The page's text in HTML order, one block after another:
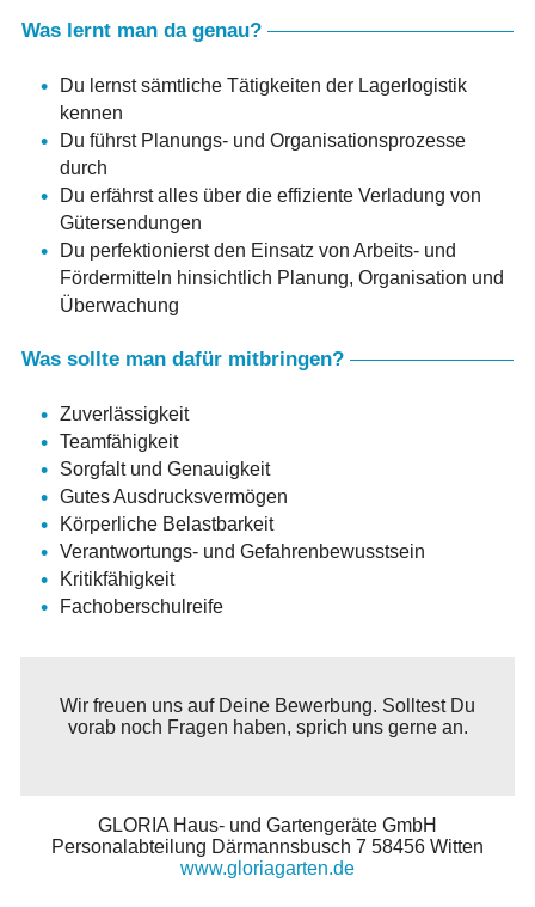
Was lernt man da genau?
Du lernst sämtliche Tätigkeiten der Lagerlogistik
kennen
Du führst Planungs- und Organisationsprozesse
durch
Du erfährst alles über die effiziente Verladung von
Gütersendungen
Du perfektionierst den Einsatz von Arbeits- und
Fördermitteln hinsichtlich Planung, Organisation und
Überwachung
Was sollte man dafür mitbringen?
Zuverlässigkeit
Teamfähigkeit
Sorgfalt und Genauigkeit
Gutes Ausdrucksvermögen
Körperliche Belastbarkeit
Verantwortungs- und Gefahrenbewusstsein
Kritikfähigkeit
Fachoberschulreife
Wir freuen uns auf Deine Bewerbung. Solltest Du
vorab noch Fragen haben, sprich uns gerne an.
GLORIA Haus- und Gartengeräte GmbH
Personalabteilung Därmannsbusch 7 58456 Witten
www.gloriagarten.de